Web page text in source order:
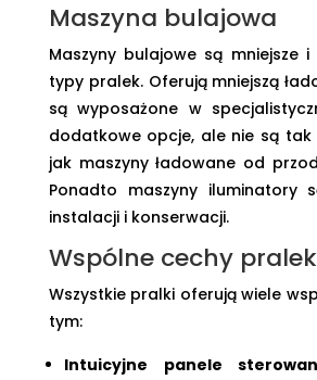
Maszyna bulajowa
Maszyny bulajowe są mniejsze i
typy pralek. Oferują mniejszą
są wyposażone w
dodatkowe opcje, ale nie są tak
jak maszyny ładowane od
Ponadto maszyny iluminatory
instalacji i konserwacji.
Wspólne cechy pralek
Wszystkie pralki oferują wiele
tym:
Intuicyjne panele